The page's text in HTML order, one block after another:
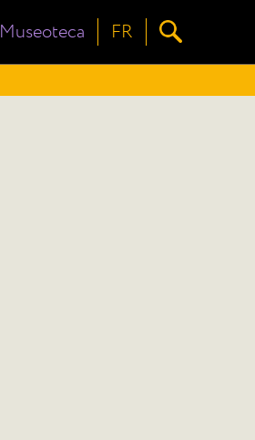
Museoteca FR